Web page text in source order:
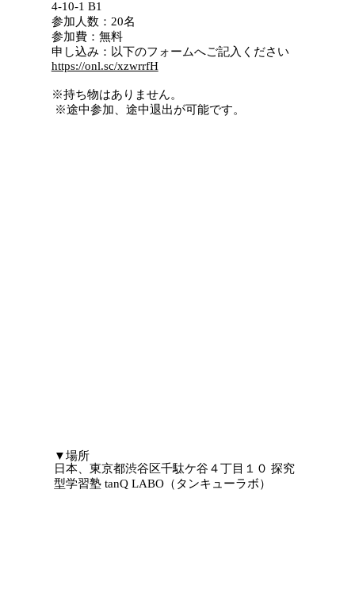
4-10-1 B1
参加人数：20名
参加費：無料
申し込み：以下のフォームへご記入ください
https://onl.sc/xzwrrfH
※持ち物はありません。
※途中参加、途中退出が可能です。
日本、東京都渋谷区千駄ケ谷４丁目１０ 探究
型学習塾 tanQ LABO（タンキューラボ）
​▼場所